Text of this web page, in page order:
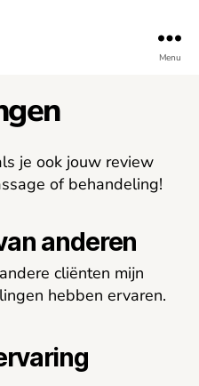
Menu
Categorieën
je ook jouw review
of behandeling!
anderen
cliënten mijn
hebben ervaren.